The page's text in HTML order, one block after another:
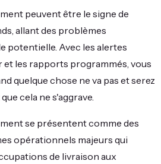
peuvent être le signe de
allant des problèmes
potentielle. Avec les alertes
et les rapports programmés, vous
quelque chose ne va pas et serez
cela ne s'aggrave.
se présentent comme des
opérationnels majeurs qui
de livraison aux